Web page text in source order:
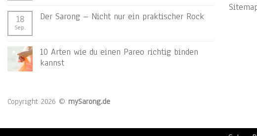
18
Sep.
Der Sarong – Nicht nur ein praktischer Rock
10 Arten wie du einen Pareo richtig binden
kannst
Copyright 2026 © mySarong.de